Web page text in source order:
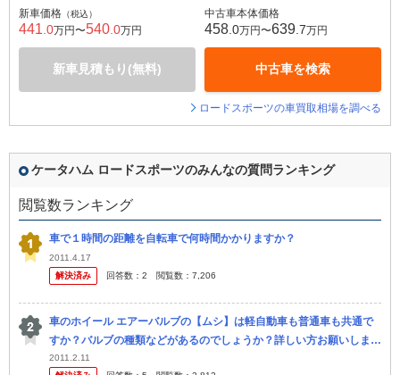
新車価格 （税込）
441 .0万円〜540 .0万円
新車見積もり(無料)
中古車本体価格
458 .0万円〜639 .7万円
中古車を検索
ロードスポーツの車買取相場を調べる
ケータハム ロードスポーツのみんなの質問ランキング
閲覧数ランキング
車で１時間の距離を自転車で何時間かかりますか？
2011.4.17
解決済み
回答数： 2 閲覧数： 7,206
車のホイール エアーバルブの【ムシ】は軽自動車も普通車も共通で
すか？バルブの種類などがあるのでしょうか？詳しい方お願いしま
す。
2011.2.11